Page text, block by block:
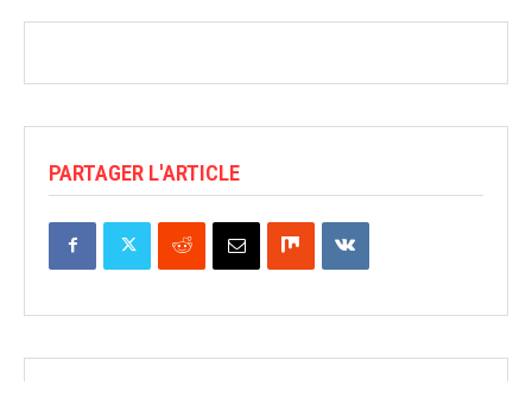
PARTAGER L'ARTICLE